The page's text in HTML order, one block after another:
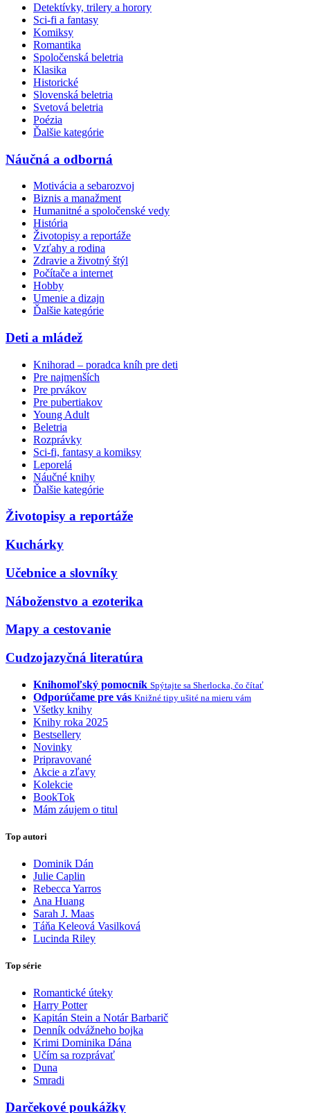
Detektívky, trilery a horory
Sci-fi a fantasy
Komiksy
Romantika
Spoločenská beletria
Klasika
Historické
Slovenská beletria
Svetová beletria
Poézia
Ďalšie kategórie
Náučná a odborná
Motivácia a sebarozvoj
Biznis a manažment
Humanitné a spoločenské vedy
História
Životopisy a reportáže
Vzťahy a rodina
Zdravie a životný štýl
Počítače a internet
Hobby
Umenie a dizajn
Ďalšie kategórie
Deti a mládež
Knihorad – poradca kníh pre deti
Pre najmenších
Pre prvákov
Pre pubertiakov
Young Adult
Beletria
Rozprávky
Sci-fi, fantasy a komiksy
Leporelá
Náučné knihy
Ďalšie kategórie
Životopisy a reportáže
Kuchárky
Učebnice a slovníky
Náboženstvo a ezoterika
Mapy a cestovanie
Cudzojazyčná literatúra
Knihomoľský pomocník Spýtajte sa Sherlocka, čo čítať
Odporúčame pre vás Knižné tipy ušité na mieru vám
Všetky knihy
Knihy roka 2025
Bestsellery
Novinky
Pripravované
Akcie a zľavy
Kolekcie
BookTok
Mám záujem o titul
Top autori
Dominik Dán
Julie Caplin
Rebecca Yarros
Ana Huang
Sarah J. Maas
Táňa Keleová Vasilková
Lucinda Riley
Top série
Romantické úteky
Harry Potter
Kapitán Stein a Notár Barbarič
Denník odvážneho bojka
Krimi Dominika Dána
Učím sa rozprávať
Duna
Smradi
Darčekové poukážky